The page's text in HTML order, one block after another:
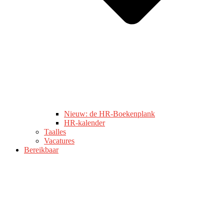
Nieuw: de HR-Boekenplank
HR-kalender
Taalles
Vacatures
Bereikbaar